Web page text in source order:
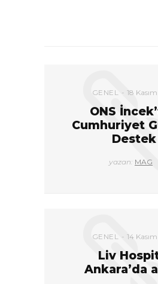
GENEL 18
ONS
Cumhuriyet
Destek
yazan: MAG
GENEL 14
Liv
Ankara’da